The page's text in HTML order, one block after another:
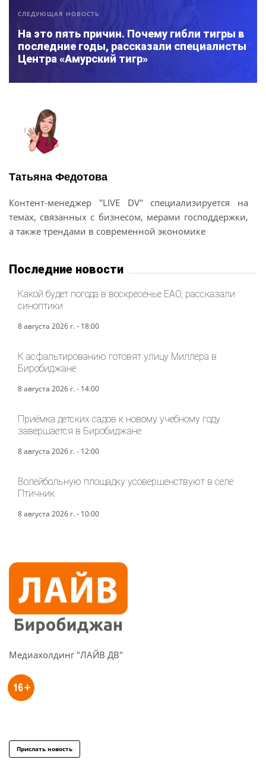
СЛЕДУЮЩАЯ НОВОСТЬ
На это пять причин. Почему гибли тигры в
последние годы, рассказали специалисты
Центра «Амурский тигр»
Татьяна Федотова
Контент-менеджер "LIVE DV" специализируется на
темах, связанных с бизнесом, мерами господдержки,
а также трендами в современной экономике
Последние новости
Какой будет погода в воскресенье ЕАО, рассказали
синоптики
8 августа 2026 г. - 18:00
К асфальтированию готовят улицу Миллера в
Биробиджане
8 августа 2026 г. - 14:00
Приёмка детских садов к новому учебному году
завершается в Биробиджане
8 августа 2026 г. - 12:00
Волейбольную площадку усовершенствуют в селе
Птичник
8 августа 2026 г. - 10:00
Медиахолдинг "ЛАЙВ ДВ"
Прислать новость